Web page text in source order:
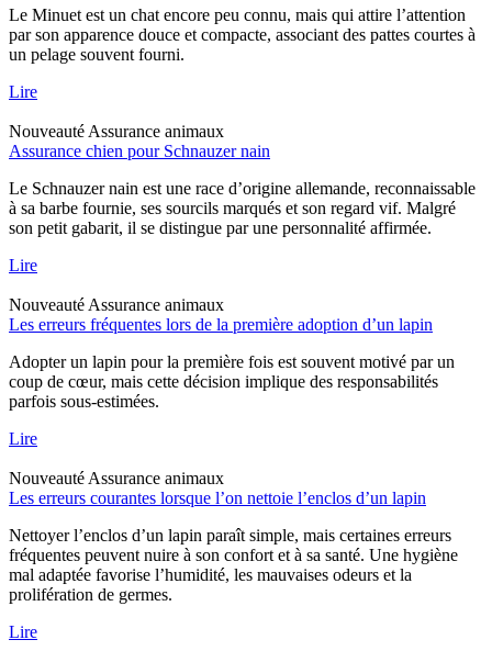
Le Minuet est un chat encore peu connu, mais qui attire l’attention
par son apparence douce et compacte, associant des pattes courtes à
un pelage souvent fourni.
Lire
Nouveauté Assurance animaux
Assurance chien pour Schnauzer nain
Le Schnauzer nain est une race d’origine allemande, reconnaissable
à sa barbe fournie, ses sourcils marqués et son regard vif. Malgré
son petit gabarit, il se distingue par une personnalité affirmée.
Lire
Nouveauté Assurance animaux
Les erreurs fréquentes lors de la première adoption d’un lapin
Adopter un lapin pour la première fois est souvent motivé par un
coup de cœur, mais cette décision implique des responsabilités
parfois sous-estimées.
Lire
Nouveauté Assurance animaux
Les erreurs courantes lorsque l’on nettoie l’enclos d’un lapin
Nettoyer l’enclos d’un lapin paraît simple, mais certaines erreurs
fréquentes peuvent nuire à son confort et à sa santé. Une hygiène
mal adaptée favorise l’humidité, les mauvaises odeurs et la
prolifération de germes.
Lire